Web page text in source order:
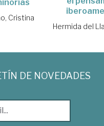
Cristina
Hermida del
DE NOVEDADES